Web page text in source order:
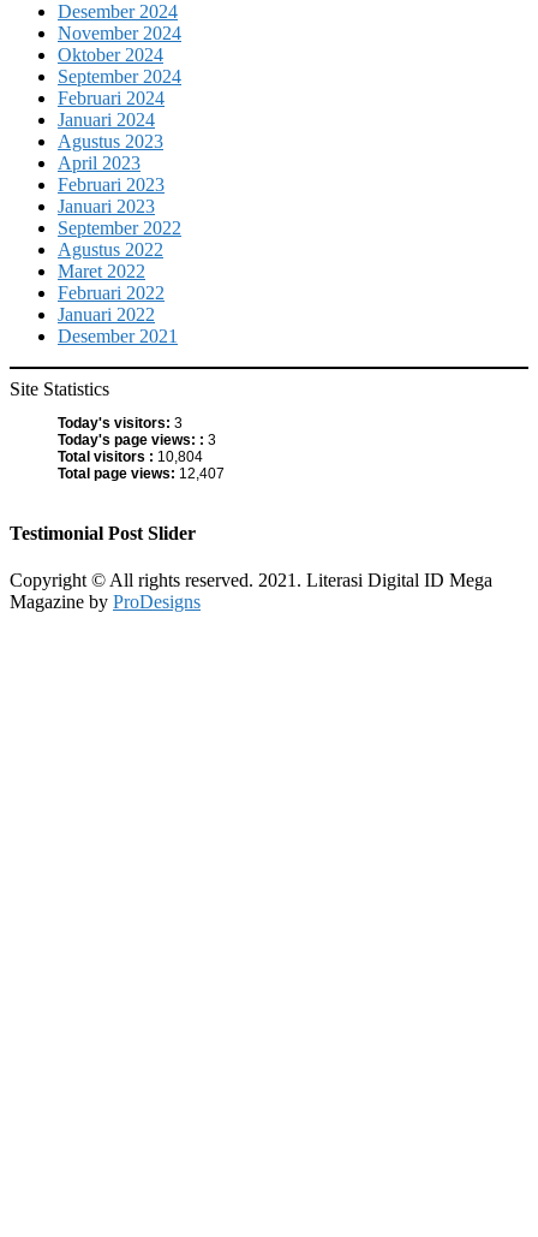
Desember 2024
November 2024
Oktober 2024
September 2024
Februari 2024
Januari 2024
Agustus 2023
April 2023
Februari 2023
Januari 2023
September 2022
Agustus 2022
Maret 2022
Februari 2022
Januari 2022
Desember 2021
Site Statistics
Today's visitors: 3
Today's page views: : 3
Total visitors : 10,804
Total page views: 12,407
Testimonial Post Slider
Copyright © All rights reserved. 2021. Literasi Digital ID Mega
Magazine by ProDesigns